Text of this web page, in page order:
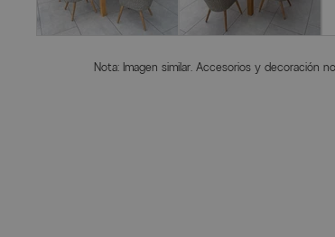
Nota: Imagen similar. Accesorios y decoración